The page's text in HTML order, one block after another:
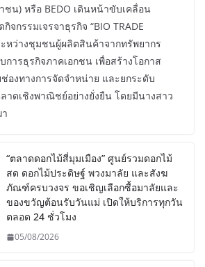
ชน) หรือ BEDO เดินหน้าขับเคลื่อน
จกรรมเจรจาธุรกิจ “BIO TRADE
ะหว่างชุมชนผู้ผลิตสินค้าจากทรัพยากร
ารธุรกิจภาคเอกชน เพื่อสร้างโอกาส
องทางการจัดจำหน่าย และยกระดับ
ดเชิงพาณิชย์อย่างยั่งยืน โดยมีนางสาว
“ตลาดดอกไม้สี่มุมเมือง” ศูนย์รวมดอกไม้
สด ดอกไม้ประดิษฐ์ พวงมาลัย และสังฆ
ภัณฑ์ครบวงจร ขอเชิญเลือกซื้อมาลัยและ
ของขวัญต้อนรับวันแม่ เปิดให้บริการทุกวัน
ตลอด 24 ชั่วโมง
05/08/2026